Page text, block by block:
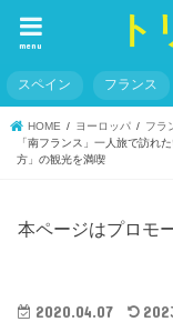
menu
スペイン フランス
HOME ヨーロッパ
フラ
「南フランス」一人旅で訪れ
方」の観光を満喫
本ページはプロモ
2020.04.07